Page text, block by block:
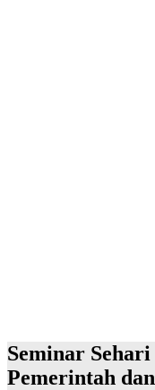
Seminar
Pemerintah